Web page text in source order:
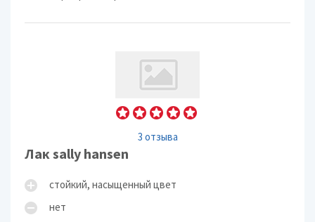
3 отзыва
Лак sally hansen
стойкий, насыщенный цвет
нет